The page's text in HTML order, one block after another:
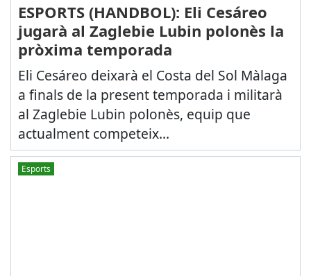
ESPORTS (HANDBOL): Eli Cesáreo
jugarà al Zaglebie Lubin polonès la
pròxima temporada
Eli Cesáreo deixarà el Costa del Sol Màlaga
a finals de la present temporada i militarà
al Zaglebie Lubin polonès, equip que
actualment competeix...
Esports